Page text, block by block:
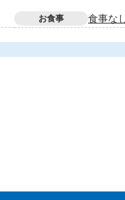
お食事 食事な